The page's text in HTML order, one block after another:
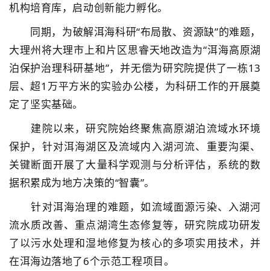
机构培育库，启动创新能力孵化。
同期，为破解洱海科研“布局散、资源缺”的难题，
大理州将大理市上和片区思睿天地改造为“洱海高原湖
泊保护治理科研基地”，并无偿为研究院提供了一栋13
层、超1万平方米的实验办公楼，为科研工作的开展奠
定了坚实基础。
建院以来，研究院始终聚焦高原湖泊流域水环境
保护，针对洱海湖区及流域内入湖河流、重要沟渠、
关键断面开展了大量科学观测与分析评估，系统的数
据积累成为地方决策的“智囊”。
针对洱海治理的难题，如流域面源污染、入湖河
流水质改善、重点湖湾生态修复等，研究院成功研发
了以污水处理和湿地修复为核心的多项实用技术，并
在洱海边落地了6个示范工程项目。